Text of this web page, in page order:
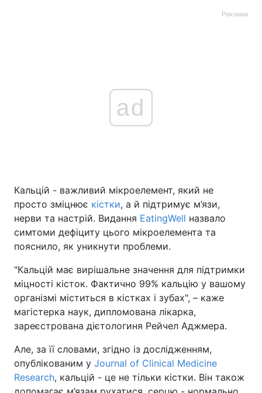
Реклама
ad
Кальцій - важливий мікроелемент, який не
просто зміцнює кістки, а й підтримує м’язи,
нерви та настрій. Видання EatingWell назвало
симтоми дефіциту цього мікроелемента та
пояснило, як уникнути проблеми.
"Кальцій має вирішальне значення для підтримки
міцності кісток. Фактично 99% кальцію у вашому
організмі міститься в кістках і зубах", – каже
магістерка наук, дипломована лікарка,
зареєстрована дієтологиня Рейчел Аджмера.
Але, за її словами, згідно із дослідженням,
опублікованим у Journal of Clinical Medicine
Research, кальцій - це не тільки кістки. Він також